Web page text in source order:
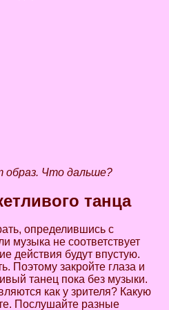
Что дальше?
танца
определившись с
музыка не соответствует
действия будут впустую.
Поэтому закройте глаза и
танец пока без музыки.
как у зрителя? Какую
Послушайте разные